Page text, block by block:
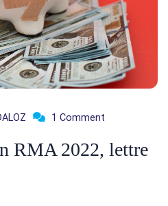
1 Comment
RMA 2022, lettre